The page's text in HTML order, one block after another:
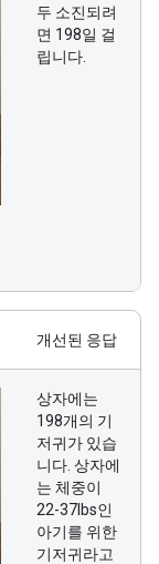
두 소진되려
면 198일 걸
립니다.
개선된 응답
상자에는
198개의 기
저귀가 있습
니다. 상자에
는 체중이
22-37lbs인
아기를 위한
기저귀라고